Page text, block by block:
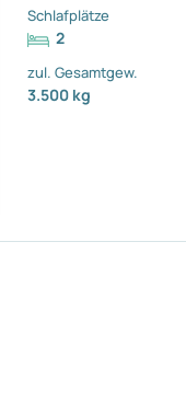
Schlafplätze
2
zul. Gesamtgew.
3.500 kg